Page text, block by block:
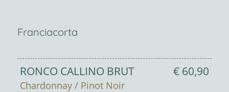
Franciacorta
RONCO CALLINO BRUT € 60,90
Chardonnay / Pinot Noir